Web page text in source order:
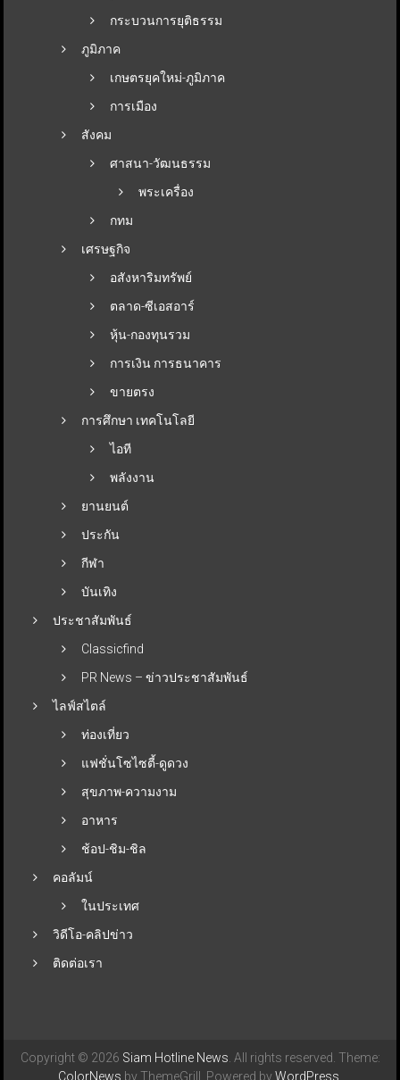
กระบวนการยุติธรรม
ภูมิภาค
เกษตรยุคใหม่-ภูมิภาค
การเมือง
สังคม
ศาสนา-วัฒนธรรม
พระเครื่อง
กทม
เศรษฐกิจ
อสังหาริมทรัพย์
ตลาด-ซีเอสอาร์
หุ้น-กองทุนรวม
การเงิน การธนาคาร
ขายตรง
การศึกษา เทคโนโลยี
ไอที
พลังงาน
ยานยนต์
ประกัน
กีฬา
บันเทิง
ประชาสัมพันธ์
Classicfind
PR News – ข่าวประชาสัมพันธ์
ไลฟ์สไตล์
ท่องเที่ยว
แฟชั่นโซไซตี้-ดูดวง
สุขภาพ-ความงาม
อาหาร
ช้อป-ชิม-ชิล
คอลัมน์
ในประเทศ
วิดีโอ-คลิปข่าว
ติดต่อเรา
Copyright © 2026 Siam Hotline News . All rights reserved. Theme:
ColorNews by ThemeGrill. Powered byWordPress